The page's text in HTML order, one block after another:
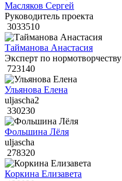
Масляков Сергей
Руководитель проекта
3033510
Тайманова Анастасия
Эксперт по нормотворчеству
723140
Ульянова Елена
uljascha2
330230
Фольшина Лёля
uljascha
278320
Коркина Елизавета